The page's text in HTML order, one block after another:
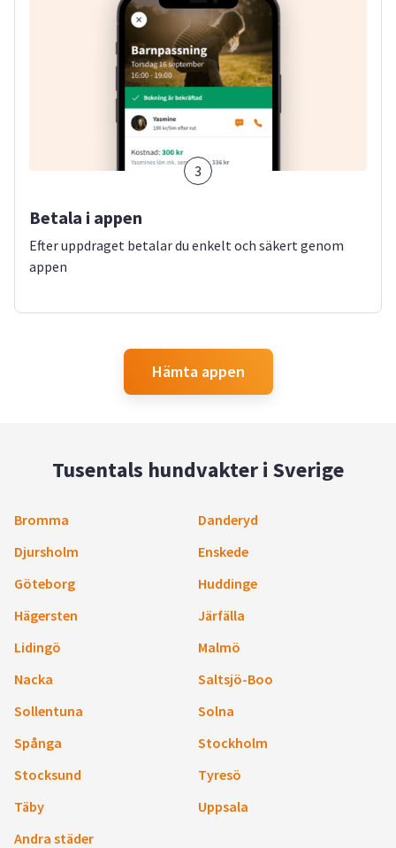
3
Betala i appen
Efter uppdraget betalar du enkelt och säkert genom
appen
Hämta appen
Tusentals hundvakter i Sverige
Bromma
Danderyd
Djursholm
Enskede
Göteborg
Huddinge
Hägersten
Järfälla
Lidingö
Malmö
Nacka
Saltsjö-Boo
Sollentuna
Solna
Spånga
Stockholm
Stocksund
Tyresö
Täby
Uppsala
Andra städer